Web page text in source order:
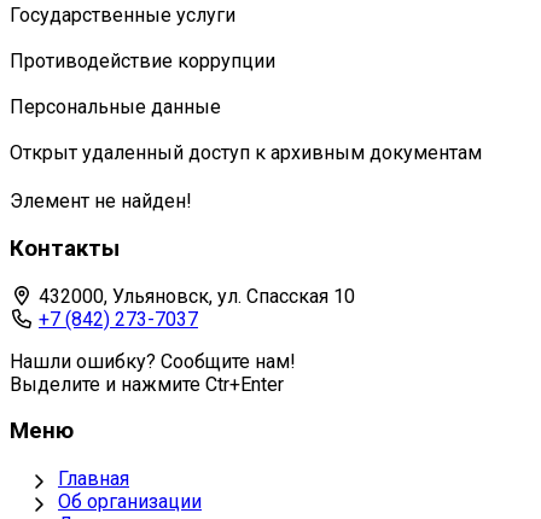
Государственные услуги
Противодействие коррупции
Персональные данные
Открыт удаленный доступ к архивным документам
Элемент не найден!
Контакты
432000, Ульяновск, ул. Спасская 10
+7 (842) 273-7037
Нашли ошибку? Сообщите нам!
Выделите и нажмите Ctr+Enter
Меню
Главная
Об организации